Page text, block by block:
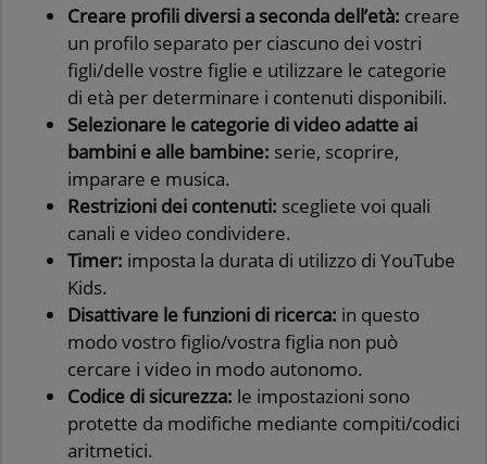
Creare profili diversi a seconda dell’età: creare
un profilo separato per ciascuno dei vostri
figli/delle vostre figlie e utilizzare le categorie
di età per determinare i contenuti disponibili.
Selezionare le categorie di video adatte ai
bambini e alle bambine: serie, scoprire,
imparare e musica.
Restrizioni dei contenuti: scegliete voi quali
canali e video condividere.
Timer: imposta la durata di utilizzo di YouTube
Kids.
Disattivare le funzioni di ricerca: in questo
modo vostro figlio/vostra figlia non può
cercare i video in modo autonomo.
Codice di sicurezza: le impostazioni sono
protette da modifiche mediante compiti/codici
aritmetici.